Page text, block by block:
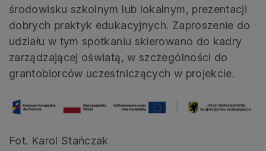
środowisku szkolnym lub lokalnym, prezentacji
dobrych praktyk edukacyjnych. Zaproszenie do
udziału w tym spotkaniu skierowano do kadry
zarządzającej oświatą, w szczególności do
grantobiorców uczestniczących w projekcie.
Fot. Karol Stańczak